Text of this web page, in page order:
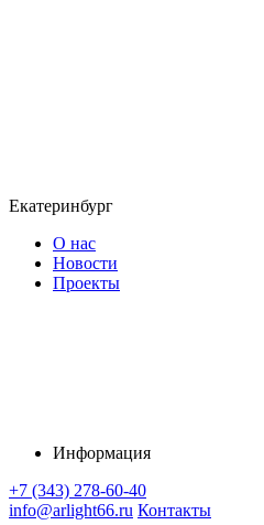
Екатеринбург
О нас
Новости
Проекты
Информация
+7 (343) 278-60-40
info@arlight66.ru Контакты